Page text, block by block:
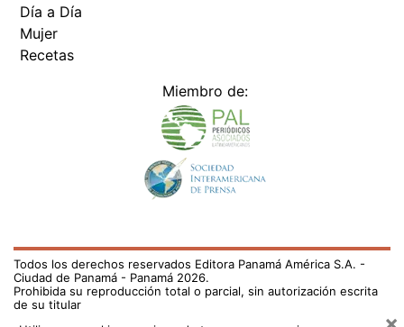
Día a Día
Mujer
Recetas
Miembro de:
Todos los derechos reservados Editora Panamá América S.A. -
Ciudad de Panamá - Panamá 2026.
Prohibida su reproducción total o parcial, sin autorización escrita
de su titular